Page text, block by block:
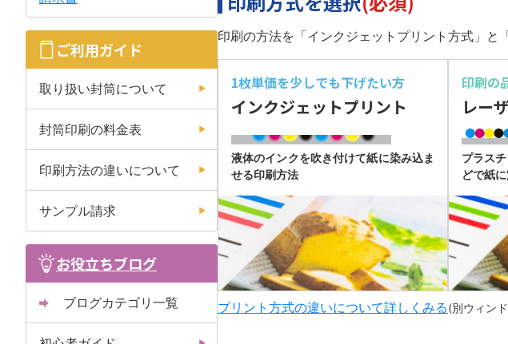
ご利用ガイド
取り扱い封筒について
封筒印刷の料金表
印刷方法の違いについて
サンプル請求
お役立ちブログ
ブログカテゴリ一覧
印刷の方法を「インクジェットプリント方式」と
1枚単価を少しでも下げたい方
インクジェットプリント
液体のインクを吹き付けて紙に染み込ま
せる印刷方法
印刷の
レー
プラス
どで紙
プリント方式の違いについて詳しくみる(別ウィン